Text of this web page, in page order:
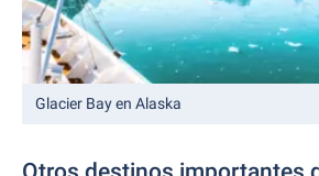
Glacier Bay en Alaska